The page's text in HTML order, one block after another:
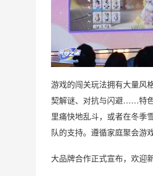
游戏的闯关玩法拥有大量风
契解谜、对抗与闪避……特
里痛快地乱斗，或者在冬季
队的支持。遵循家庭聚会游
大品牌合作正式宣布，欢迎